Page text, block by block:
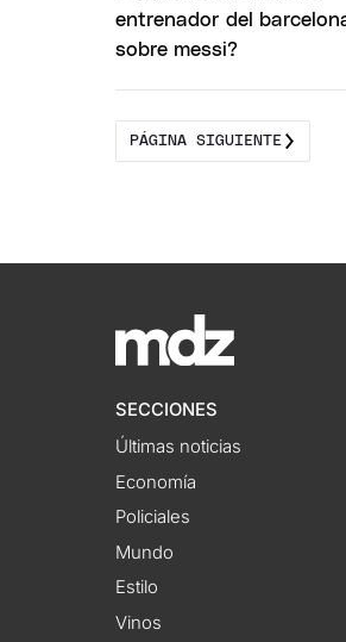
PÁGINA SIGUIENTE
SECCIONES
Últimas noticias
Economía
Policiales
Mundo
Estilo
Vinos